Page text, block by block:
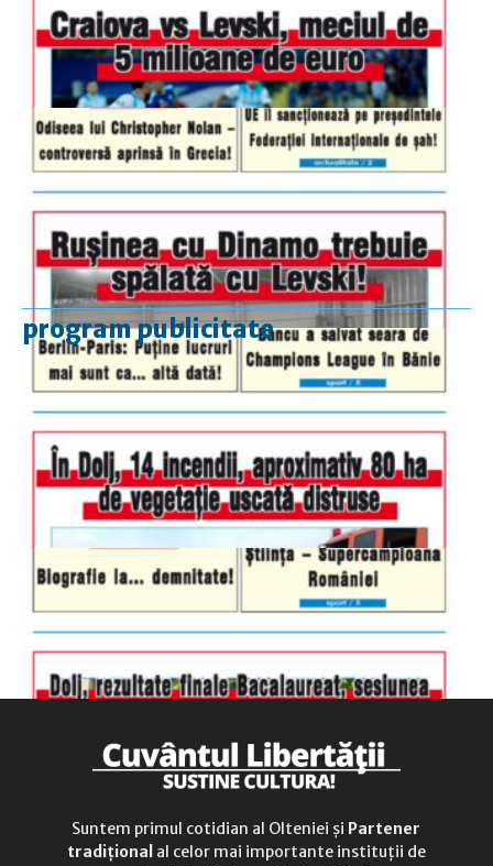
program publicitate
luni-vineri
9.00 - 17.00
duminică
9.00 - 12.00
Suntem primul cotidian al Olteniei și Partener
tradițional al celor mai importante instituții de